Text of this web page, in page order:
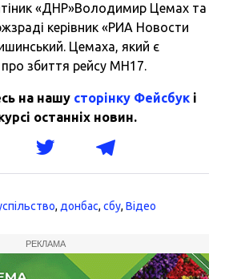
«ДНР»Володимир Цемах та
керівник «РИА Новости
Цемаха, який є
збиття рейсу MH17.
на нашу сторінку Фейсбук і
останніх новин.
, донбас, сбу, Відео
РЕКЛАМА